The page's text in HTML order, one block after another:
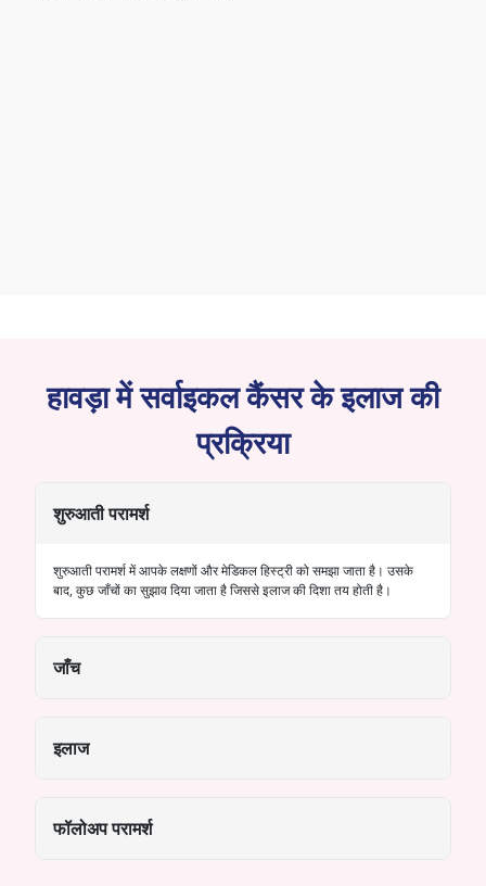
हावड़ा में सर्वाइकल कैंसर के इलाज की
प्रक्रिया
शुरुआती परामर्श
शुरुआती परामर्श में आपके लक्षणों और मेडिकल हिस्ट्री को समझा जाता है। उसके
बाद, कुछ जाँचों का सुझाव दिया जाता है जिससे इलाज की दिशा तय होती है।
जाँच
इलाज
फॉलोअप परामर्श